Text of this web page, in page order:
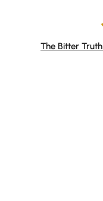
Durchschnittliche
The Bitter